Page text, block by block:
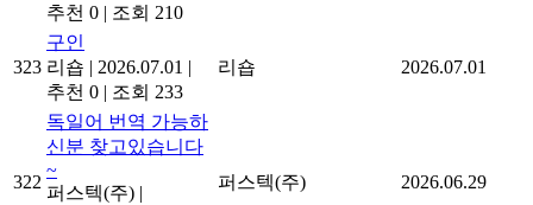
추천 0 | 조회 210
323
구인
리숍 | 2026.07.01 |
추천 0 | 조회 233
리숍 2026.07.01
322
독일어 번역 가능하
신분 찾고있습니다
~
퍼스텍(주) |
퍼스텍(주) 2026.06.29